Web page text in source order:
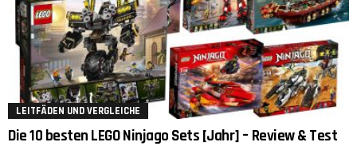
LEITFÄDEN UND VERGLEICHE
Die 10 besten LEGO Ninjago Sets [Jahr] – Review & Test